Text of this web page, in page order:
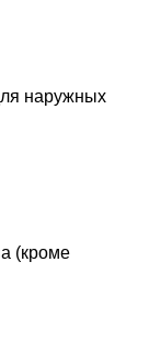
наружных
(кроме